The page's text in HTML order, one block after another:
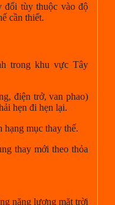
đổi tùy thuộc vào độ
cần thiết.
trong khu vực Tây
điện trở, van phao)
hẹn đi hẹn lại.
mục thay thế.
thay mới theo thỏa
năng lượng mặt trời